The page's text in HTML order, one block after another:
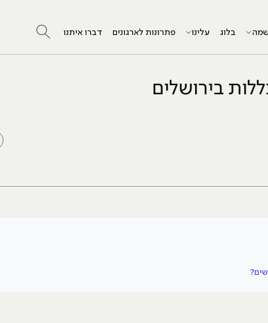
בלוג עלינו פתרונות לארגונים דברו איתנו לחץ לחיפוש
בירושלים